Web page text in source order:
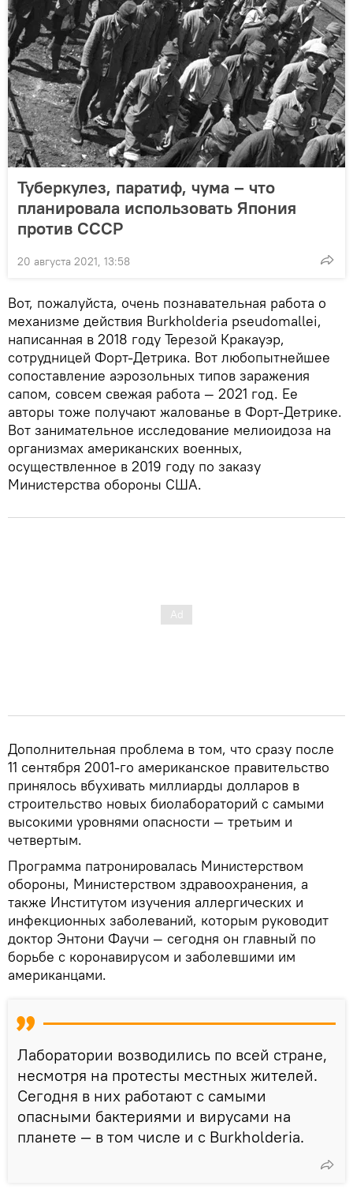
Туберкулез, паратиф, чума – что
планировала использовать Япония
против СССР
20 августа 2021, 13:58
Вот, пожалуйста, очень познавательная работа о
механизме действия Burkholderia pseudomallei,
написанная в 2018 году Терезой Кракауэр,
сотрудницей Форт-Детрика. Вот любопытнейшее
сопоставление аэрозольных типов заражения
сапом, совсем свежая работа — 2021 год. Ее
авторы тоже получают жалованье в Форт-Детрике.
Вот занимательное исследование мелиоидоза на
организмах американских военных,
осуществленное в 2019 году по заказу
Министерства обороны США.
Дополнительная проблема в том, что сразу после
11 сентября 2001-го американское правительство
принялось вбухивать миллиарды долларов в
строительство новых биолабораторий с самыми
высокими уровнями опасности — третьим и
четвертым.
Программа патронировалась Министерством
обороны, Министерством здравоохранения, а
также Институтом изучения аллергических и
инфекционных заболеваний, которым руководит
доктор Энтони Фаучи — сегодня он главный по
борьбе с коронавирусом и заболевшими им
американцами.
Лаборатории возводились по всей стране,
несмотря на протесты местных жителей.
Сегодня в них работают с самыми
опасными бактериями и вирусами на
планете — в том числе и с Burkholderia.